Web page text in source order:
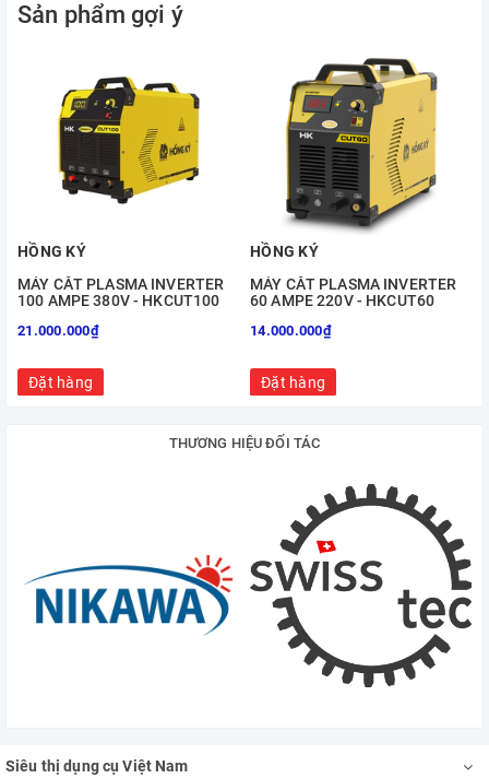
Sản phẩm gợi ý
HỒNG KÝ
MÁY CẮT PLASMA INVERTER
100 AMPE 380V - HKCUT100
21.000.000₫
Đặt hàng
HỒNG KÝ
MÁY CẮT PLASMA INVERTER
60 AMPE 220V - HKCUT60
14.000.000₫
Đặt hàng
THƯƠNG HIỆU ĐỐI TÁC
Siêu thị dụng cụ Việt Nam